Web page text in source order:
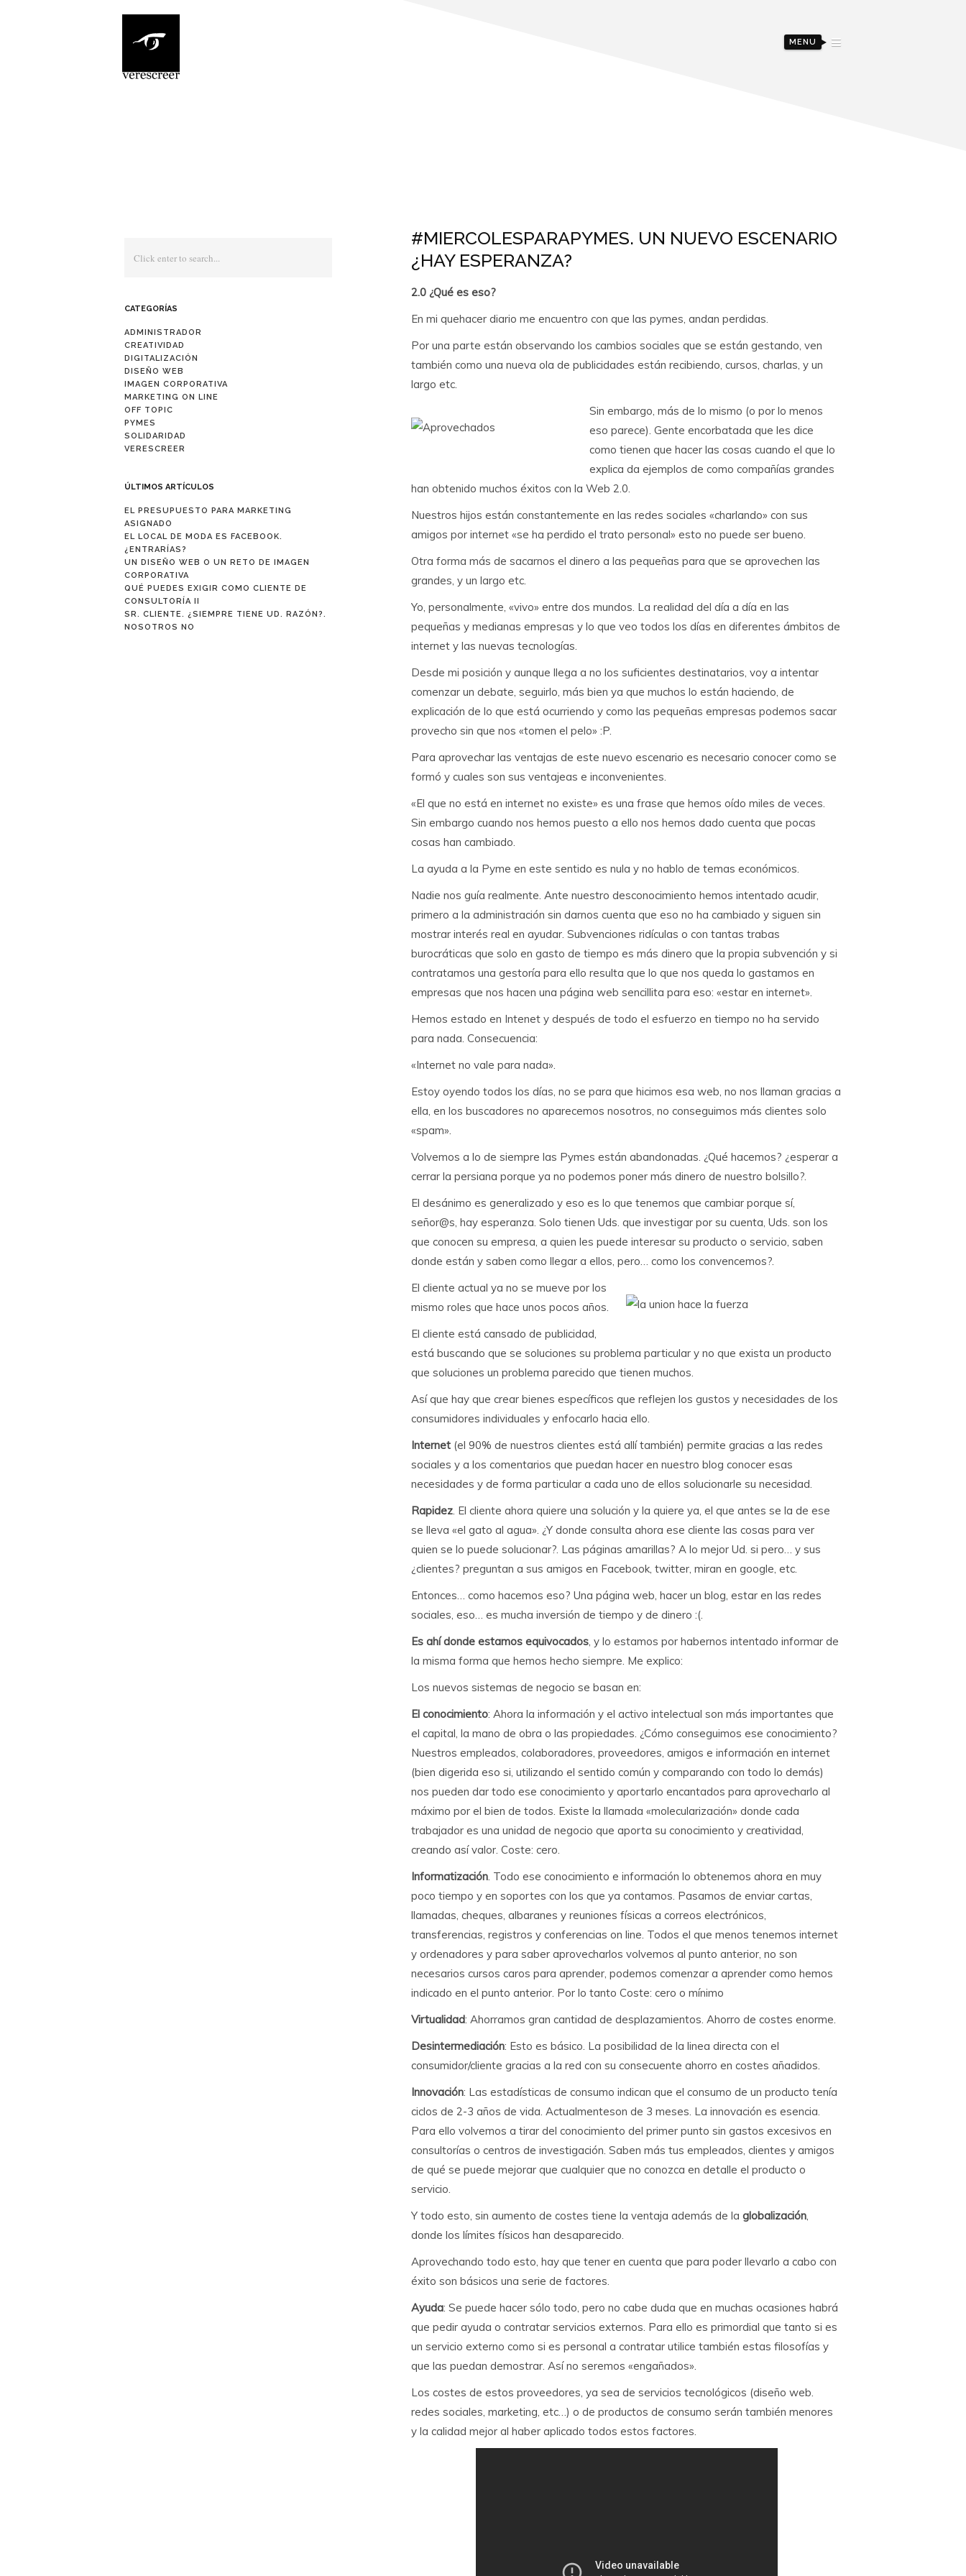
MENU
#MIERCOLESPARAPYMES. UN NUEVO ESCENARIO
¿HAY ESPERANZA?
2.0 ¿Qué es eso?
En mi quehacer diario me encuentro con que las pymes, andan perdidas.
Por una parte están observando los cambios sociales que se están gestando, ven
también como una nueva ola de publicidades están recibiendo, cursos, charlas, y un
largo etc.
Sin embargo, más de lo mismo (o por lo menos
eso parece). Gente encorbatada que les dice
como tienen que hacer las cosas cuando el que lo
explica da ejemplos de como compañías grandes
han obtenido muchos éxitos con la Web 2.0.
Nuestros hijos están constantemente en las redes sociales «charlando» con sus
amigos por internet «se ha perdido el trato personal» esto no puede ser bueno.
Otra forma más de sacarnos el dinero a las pequeñas para que se aprovechen las
grandes, y un largo etc.
Yo, personalmente, «vivo» entre dos mundos. La realidad del día a día en las
pequeñas y medianas empresas y lo que veo todos los días en diferentes ámbitos de
internet y las nuevas tecnologías.
Desde mi posición y aunque llega a no los suficientes destinatarios, voy a intentar
comenzar un debate, seguirlo, más bien ya que muchos lo están haciendo, de
explicación de lo que está ocurriendo y como las pequeñas empresas podemos sacar
provecho sin que nos «tomen el pelo» :P.
Para aprovechar las ventajas de este nuevo escenario es necesario conocer como se
formó y cuales son sus ventajeas e inconvenientes.
«El que no está en internet no existe» es una frase que hemos oído miles de veces.
Sin embargo cuando nos hemos puesto a ello nos hemos dado cuenta que pocas
cosas han cambiado.
La ayuda a la Pyme en este sentido es nula y no hablo de temas económicos.
Nadie nos guía realmente. Ante nuestro desconocimiento hemos intentado acudir,
primero a la administración sin darnos cuenta que eso no ha cambiado y siguen sin
mostrar interés real en ayudar. Subvenciones ridículas o con tantas trabas
burocráticas que solo en gasto de tiempo es más dinero que la propia subvención y si
contratamos una gestoría para ello resulta que lo que nos queda lo gastamos en
empresas que nos hacen una página web sencillita para eso: «estar en internet».
Hemos estado en Intenet y después de todo el esfuerzo en tiempo no ha servido
para nada. Consecuencia:
«Internet no vale para nada».
Estoy oyendo todos los días, no se para que hicimos esa web, no nos llaman gracias a
ella, en los buscadores no aparecemos nosotros, no conseguimos más clientes solo
«spam».
Volvemos a lo de siempre las Pymes están abandonadas. ¿Qué hacemos? ¿esperar a
cerrar la persiana porque ya no podemos poner más dinero de nuestro bolsillo?.
El desánimo es generalizado y eso es lo que tenemos que cambiar porque sí,
señor@s, hay esperanza. Solo tienen Uds. que investigar por su cuenta, Uds. son los
que conocen su empresa, a quien les puede interesar su producto o servicio, saben
donde están y saben como llegar a ellos, pero… como los convencemos?.
El cliente actual ya no se mueve por los
mismo roles que hace unos pocos años.
El cliente está cansado de publicidad,
está buscando que se soluciones su problema particular y no que exista un producto
que soluciones un problema parecido que tienen muchos.
Así que hay que crear bienes específicos que reflejen los gustos y necesidades de los
consumidores individuales y enfocarlo hacia ello.
Internet (el 90% de nuestros clientes está allí también) permite gracias a las redes
sociales y a los comentarios que puedan hacer en nuestro blog conocer esas
necesidades y de forma particular a cada uno de ellos solucionarle su necesidad.
Rapidez. El cliente ahora quiere una solución y la quiere ya, el que antes se la de ese
se lleva «el gato al agua». ¿Y donde consulta ahora ese cliente las cosas para ver
quien se lo puede solucionar?. Las páginas amarillas? A lo mejor Ud. si pero… y sus
¿clientes? preguntan a sus amigos en Facebook, twitter, miran en google, etc.
Entonces… como hacemos eso? Una página web, hacer un blog, estar en las redes
sociales, eso… es mucha inversión de tiempo y de dinero :(.
Es ahí donde estamos equivocados, y lo estamos por habernos intentado informar de
la misma forma que hemos hecho siempre. Me explico:
Los nuevos sistemas de negocio se basan en:
El conocimiento: Ahora la información y el activo intelectual son más importantes que
el capital, la mano de obra o las propiedades. ¿Cómo conseguimos ese conocimiento?
Nuestros empleados, colaboradores, proveedores, amigos e información en internet
(bien digerida eso si, utilizando el sentido común y comparando con todo lo demás)
nos pueden dar todo ese conocimiento y aportarlo encantados para aprovecharlo al
máximo por el bien de todos. Existe la llamada «molecularización» donde cada
trabajador es una unidad de negocio que aporta su conocimiento y creatividad,
creando así valor. Coste: cero.
Informatización. Todo ese conocimiento e información lo obtenemos ahora en muy
poco tiempo y en soportes con los que ya contamos. Pasamos de enviar cartas,
llamadas, cheques, albaranes y reuniones físicas a correos electrónicos,
transferencias, registros y conferencias on line. Todos el que menos tenemos internet
y ordenadores y para saber aprovecharlos volvemos al punto anterior, no son
necesarios cursos caros para aprender, podemos comenzar a aprender como hemos
indicado en el punto anterior. Por lo tanto Coste: cero o mínimo
Virtualidad: Ahorramos gran cantidad de desplazamientos. Ahorro de costes enorme.
Desintermediación: Esto es básico. La posibilidad de la linea directa con el
consumidor/cliente gracias a la red con su consecuente ahorro en costes añadidos.
Innovación: Las estadísticas de consumo indican que el consumo de un producto tenía
ciclos de 2-3 años de vida. Actualmenteson de 3 meses. La innovación es esencia.
Para ello volvemos a tirar del conocimiento del primer punto sin gastos excesivos en
consultorías o centros de investigación. Saben más tus empleados, clientes y amigos
de qué se puede mejorar que cualquier que no conozca en detalle el producto o
servicio.
Y todo esto, sin aumento de costes tiene la ventaja además de laglobalización,
donde los límites físicos han desaparecido.
Aprovechando todo esto, hay que tener en cuenta que para poder llevarlo a cabo con
éxito son básicos una serie de factores.
Ayuda: Se puede hacer sólo todo, pero no cabe duda que en muchas ocasiones habrá
que pedir ayuda o contratar servicios externos. Para ello es primordial que tanto si es
un servicio externo como si es personal a contratar utilice también estas filosofías y
que las puedan demostrar. Así no seremos «engañados».
Los costes de estos proveedores, ya sea de servicios tecnológicos (diseño web.
redes sociales, marketing, etc…) o de productos de consumo serán también menores
y la calidad mejor al haber aplicado todos estos factores.
CATEGORÍAS
ADMINISTRADOR
CREATIVIDAD
DIGITALIZACIÓN
DISEÑO WEB
IMAGEN CORPORATIVA
MARKETING ON LINE
OFF TOPIC
PYMES
SOLIDARIDAD
VERESCREER
ÚLTIMOS ARTÍCULOS
EL PRESUPUESTO PARA MARKETING
ASIGNADO
EL LOCAL DE MODA ES FACEBOOK.
¿ENTRARÍAS?
UN DISEÑO WEB O UN RETO DE IMAGEN
CORPORATIVA
QUÉ PUEDES EXIGIR COMO CLIENTE DE
CONSULTORÍA II
SR. CLIENTE. ¿SIEMPRE TIENE UD. RAZÓN?.
NOSOTROS NO